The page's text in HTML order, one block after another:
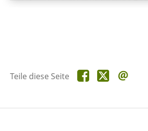
Teile diese Seite Teile
diese
Teile
diese